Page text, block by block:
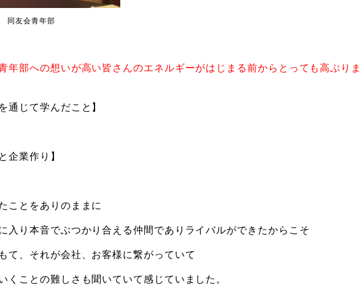
同友会青年部
年部への想いが高い皆さんのエネルギーがはじまる前からとっても高ぶりま
通じて学んだこと】
企業作り】
ことをありのままに
入り本音でぶつかり合える仲間でありライバルができたからこそ
て、それが会社、お客様に繋がっていて
くことの難しさも聞いていて感じていました。